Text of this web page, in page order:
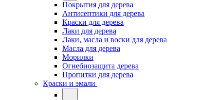
Покрытия для дерева
Антисептики для дерева
Краски для дерева
Лаки для дерева
Лаки, масла и воски для дерева
Масла для дерева
Морилки
Огнебиозащита дерева
Пропитки для дерева
Краски и эмали